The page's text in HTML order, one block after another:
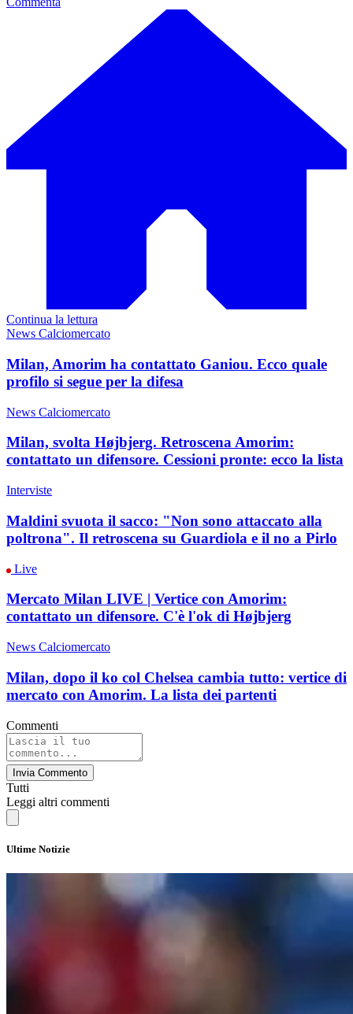
Continua la lettura
News Calciomercato
Milan, Amorim ha contattato Ganiou. Ecco quale
profilo si segue per la difesa
News Calciomercato
Milan, svolta Højbjerg. Retroscena Amorim:
contattato un difensore. Cessioni pronte: ecco la lista
Interviste
Maldini svuota il sacco: "Non sono attaccato alla
poltrona". Il retroscena su Guardiola e il no a Pirlo
Live
Mercato Milan LIVE | Vertice con Amorim:
contattato un difensore. C'è l'ok di Højbjerg
News Calciomercato
Milan, dopo il ko col Chelsea cambia tutto: vertice di
mercato con Amorim. La lista dei partenti
Commenti
Invia Commento
Tutti
Leggi altri commenti
Ultime Notizie